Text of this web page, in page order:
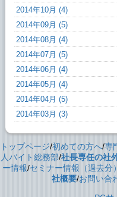
2014年10月 (4)
2014年09月 (5)
2014年08月 (4)
2014年07月 (5)
2014年06月 (4)
2014年05月 (4)
2014年04月 (5)
2014年03月 (3)
トップページ/初めての方へ/専
人バイト総務部/社長専任の社
ー情報/セミナー情報（過去分）
社概要/お問い合